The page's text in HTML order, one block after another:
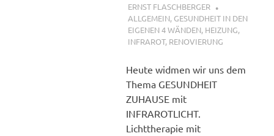
1. FEBRUAR 2019
ERNST FLASCHBERGER
ALLGEMEIN, GESUNDHEIT IN DEN
EIGENEN 4 WÄNDEN, HEIZUNG,
INFRAROT, RENOVIERUNG
Heute widmen wir uns dem
Thema GESUNDHEIT
ZUHAUSE mit
INFRAROTLICHT.
Lichttherapie mit